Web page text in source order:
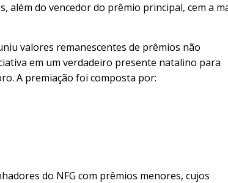
além do vencedor do prêmio principal, cem a
valores remanescentes de prêmios não
em um verdadeiro presente natalino para
A premiação foi composta por:
do NFG com prêmios menores, cujos